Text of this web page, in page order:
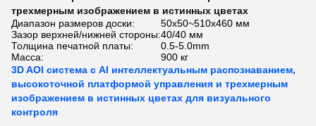
трехмерным изображением в истинных цветах
Диапазон размеров доски:
50x50~510x460 мм
Зазор верхней/нижней стороны:40/40 мм
Толщина печатной платы:
0.5-5.0mm
Масса:
900 кг
3D AOI система с AI интеллектуальным распознаванием,
высокоточной платформой управления и трехмерным
изображением в истинных цветах для визуального
контроля